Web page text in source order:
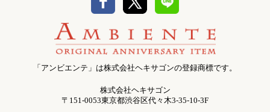
「アンビエンテ」は株式会社ヘキサゴンの登録商標です。
株式会社ヘキサゴン
〒151-0053東京都渋谷区代々木3-35-10-3F